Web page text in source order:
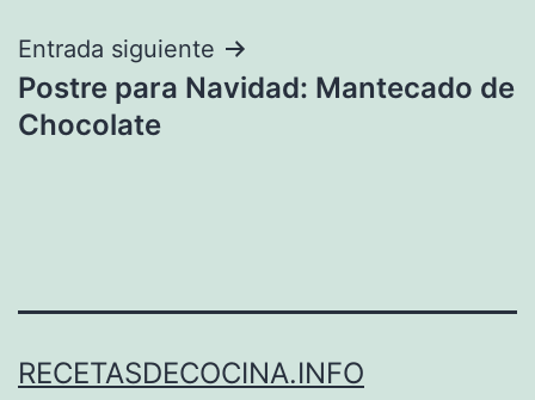
entradas
Entrada siguiente
Postre para Navidad: Mantecado de
Chocolate
RECETASDECOCINA.INFO